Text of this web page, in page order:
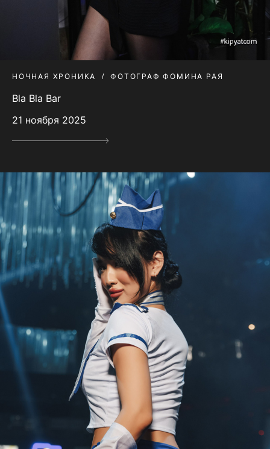
НОЧНАЯ ХРОНИКА ФОТОГРАФ ФОМИНА РАЯ
Bla Bla Bar
21 ноября 2025